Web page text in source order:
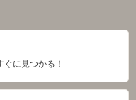
に見つかる！